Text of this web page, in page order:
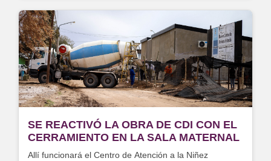
SE REACTIVÓ LA OBRA DE CDI CON EL
CERRAMIENTO EN LA SALA MATERNAL
Allí funcionará el Centro de Atención a la Niñez